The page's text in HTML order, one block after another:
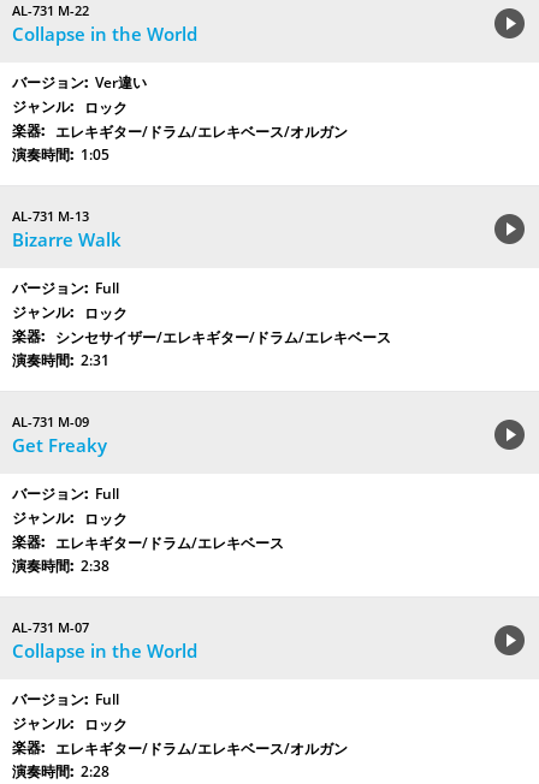
AL-731 M-22
Collapse in the World
Ver違い
ロック
エレキギター/ドラム/エレキベース/オルガン
1:05
AL-731 M-13
Bizarre Walk
Full
ロック
シンセサイザー/エレキギター/ドラム/エレキベース
2:31
AL-731 M-09
Get Freaky
Full
ロック
エレキギター/ドラム/エレキベース
2:38
AL-731 M-07
Collapse in the World
Full
ロック
エレキギター/ドラム/エレキベース/オルガン
2:28